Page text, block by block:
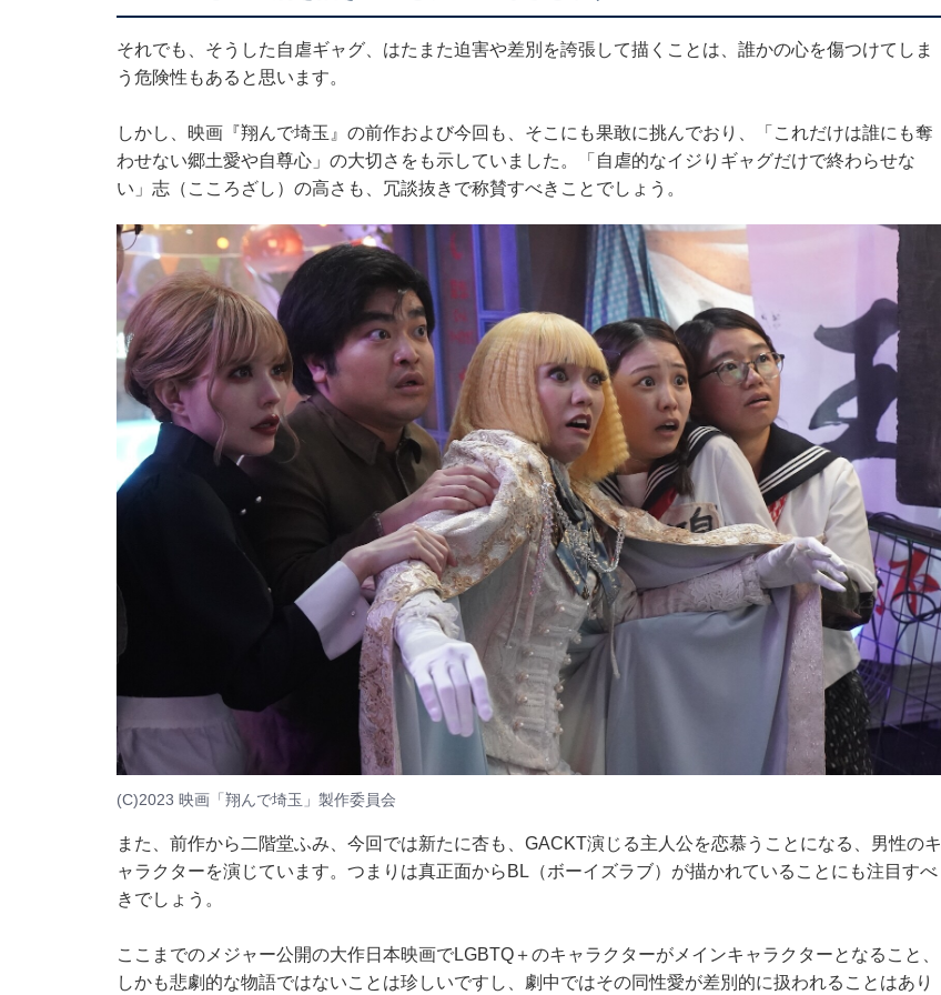
それでも、そうした自虐ギャグ、はたまた迫害や差別を誇張して描くことは、誰かの心を傷つけてしま
う危険性もあると思います。
しかし、映画『翔んで埼玉』の前作および今回も、そこにも果敢に挑んでおり、「これだけは誰にも奪
わせない郷土愛や自尊心」の大切さをも示していました。「自虐的なイジりギャグだけで終わらせな
い」志（こころざし）の高さも、冗談抜きで称賛すべきことでしょう。
(C)2023 映画「翔んで埼玉」製作委員会
また、前作から二階堂ふみ、今回では新たに杏も、GACKT演じる主人公を恋慕うことになる、男性のキ
ャラクターを演じています。つまりは真正面からBL（ボーイズラブ）が描かれていることにも注目すべ
きでしょう。
ここまでのメジャー公開の大作日本映画でLGBTQ＋のキャラクターがメインキャラクターとなること、
しかも悲劇的な物語ではないことは珍しいですし、劇中ではその同性愛が差別的に扱われることはあり